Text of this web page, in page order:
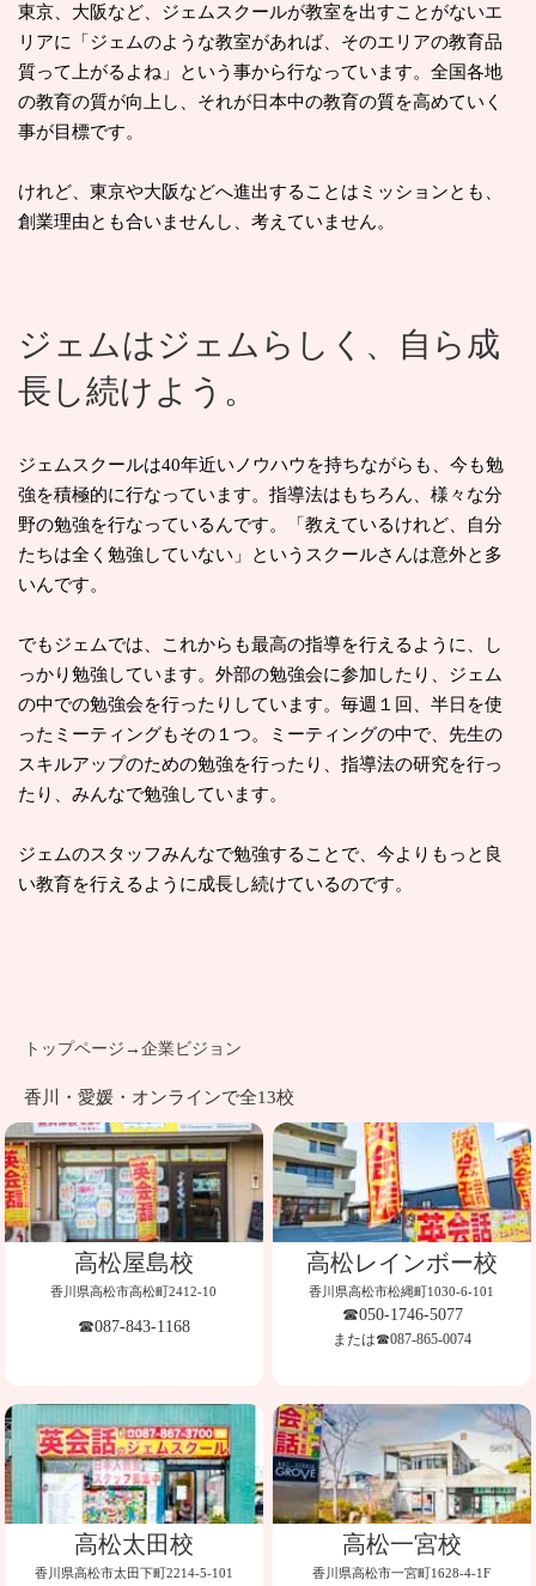
東京、大阪など、ジェムスクールが教室を出すことがないエ
リアに「ジェムのような教室があれば、そのエリアの教育品
質って上がるよね」という事から行なっています。全国各地
の教育の質が向上し、それが日本中の教育の質を高めていく
事が目標です。
けれど、東京や大阪などへ進出することはミッションとも、
創業理由とも合いませんし、考えていません。
ジェムはジェムらしく、自ら成
長し続けよう。
ジェムスクールは40年近いノウハウを持ちながらも、今も勉
強を積極的に行なっています。指導法はもちろん、様々な分
野の勉強を行なっているんです。「教えているけれど、自分
たちは全く勉強していない」というスクールさんは意外と多
いんです。
でもジェムでは、これからも最高の指導を行えるように、し
っかり勉強しています。外部の勉強会に参加したり、ジェム
の中での勉強会を行ったりしています。毎週１回、半日を使
ったミーティングもその１つ。ミーティングの中で、先生の
スキルアップのための勉強を行ったり、指導法の研究を行っ
たり、みんなで勉強しています。
ジェムのスタッフみんなで勉強することで、今よりもっと良
い教育を行えるように成長し続けているのです。
トップページ → 企業ビジョン
香川・愛媛・オンラインで全13校
高松屋島校
香川県高松市高松町2412-10
☎087-843-1168
高松レインボー校
香川県高松市松縄町1030-6-101
☎050-1746-5077
または☎087-865-0074
高松太田校
香川県高松市太田下町2214-5-101
高松一宮校
香川県高松市一宮町1628-4-1F